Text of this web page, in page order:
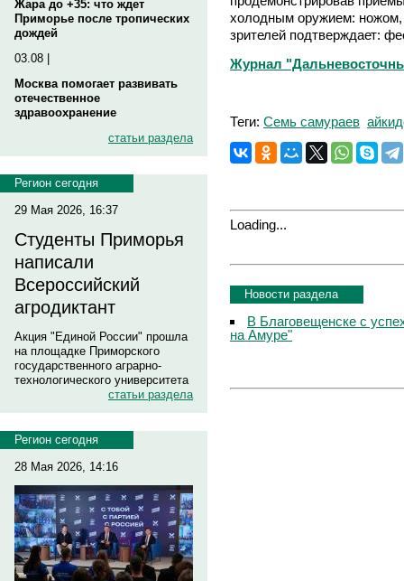
Жара до +35: что ждет
Приморье после тропических
дождей
03.08 |
Москва помогает развивать
отечественное
здравоохранение
статьи раздела
Регион сегодня
29 Мая 2026, 16:37
Студенты Приморья
написали
Всероссийский
агродиктант
Акция "Единой России" прошла
на площадке Приморского
государственного аграрно-
технологического университета
статьи раздела
Регион сегодня
28 Мая 2026, 14:16
холодным оружием: ножом,
зрителей подтверждает:
Журнал
Теги: Семь самураев
Loading...
Новости раздела
В Благовещенске с
на Амуре"